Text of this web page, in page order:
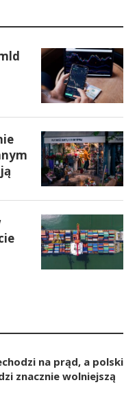
na prąd, a polski
znacznie wolniejszą